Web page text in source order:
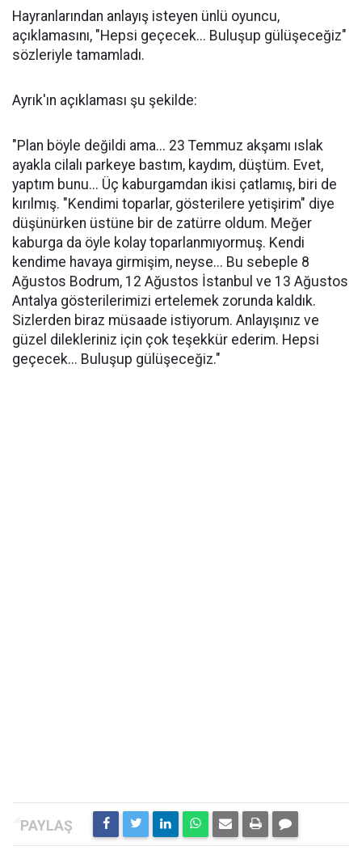
Hayranlarından anlayış isteyen ünlü oyuncu,
açıklamasını, "Hepsi geçecek... Buluşup gülüşeceğiz"
sözleriyle tamamladı.
Ayrık'ın açıklaması şu şekilde:
"Plan böyle değildi ama... 23 Temmuz akşamı ıslak
ayakla cilalı parkeye bastım, kaydım, düştüm. Evet,
yaptım bunu... Üç kaburgamdan ikisi çatlamış, biri de
kırılmış. "Kendimi toparlar, gösterilere yetişirim" diye
düşünürken üstüne bir de zatürre oldum. Meğer
kaburga da öyle kolay toparlanmıyormuş. Kendi
kendime havaya girmişim, neyse... Bu sebeple 8
Ağustos Bodrum, 12 Ağustos İstanbul ve 13 Ağustos
Antalya gösterilerimizi ertelemek zorunda kaldık.
Sizlerden biraz müsaade istiyorum. Anlayışınız ve
güzel dilekleriniz için çok teşekkür ederim. Hepsi
geçecek... Buluşup gülüşeceğiz."